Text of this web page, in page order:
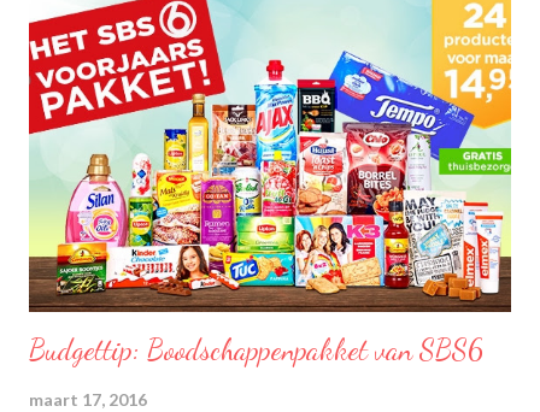
Budgettip: Boodschappenpakket van SBS6
maart 17, 2016